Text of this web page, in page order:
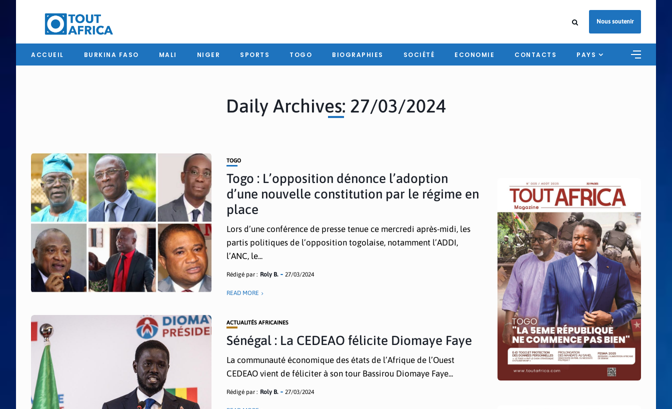
Nous soutenir
ACCUEIL BURKINA FASO MALI NIGER SPORTS TOGO BIOGRAPHIES SOCIÉTÉ ECONOMIE CONTACTS PAYS
Daily Archives: 27/03/2024
TOGO
Togo : L’opposition dénonce l’adoption
d’une nouvelle constitution par le régime en
place
Lors d’une conférence de presse tenue ce mercredi après-midi, les
partis politiques de l’opposition togolaise, notamment l’ADDI,
l’ANC, le...
Rédigé par : Roly B. 27/03/2024
READ MORE
ACTUALITÉS AFRICAINES
Sénégal : La CEDEAO félicite Diomaye Faye
La communauté économique des états de l’Afrique de l’Ouest
CEDEAO vient de féliciter à son tour Bassirou Diomaye Faye...
Rédigé par : Roly B. 27/03/2024